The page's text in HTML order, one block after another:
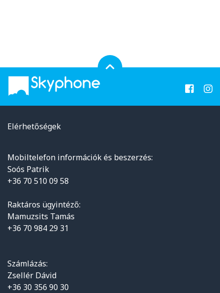
Elérhetőségek
Mobiltelefon információk és beszerzés:
Soós Patrik
+36 70 510 09 58
Raktáros ügyintéző:
Mamuzsits Tamás
+36 70 984 29 31
Számlázás:
Zsellér Dávid
+36 30 356 90 30